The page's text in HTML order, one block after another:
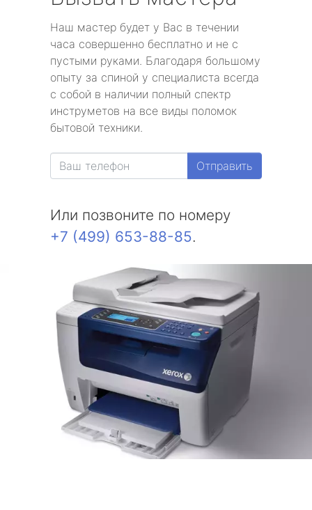
Наш мастер будет у Вас в течении
часа совершенно бесплатно и не с
пустыми руками. Благодаря большому
опыту за спиной у специалиста всегда
с собой в наличии полный спектр
инструметов на все виды поломок
бытовой техники.
Отправить
Или позвоните по номеру
+7 (499) 653-88-85.